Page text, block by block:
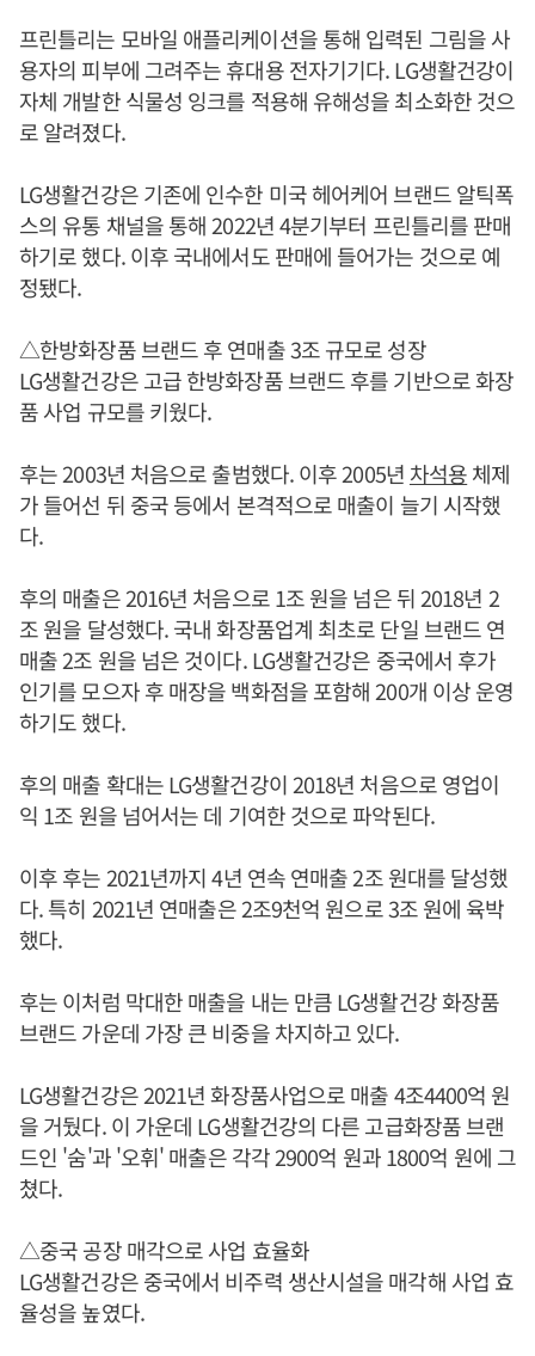
프린틀리는 모바일 애플리케이션을 통해 입력된 그림을 사
용자의 피부에 그려주는 휴대용 전자기기다. LG생활건강이
자체 개발한 식물성 잉크를 적용해 유해성을 최소화한 것으
로 알려졌다.
LG생활건강은 기존에 인수한 미국 헤어케어 브랜드 알틱폭
스의 유통 채널을 통해 2022년 4분기부터 프린틀리를 판매
하기로 했다. 이후 국내에서도 판매에 들어가는 것으로 예
정됐다.
△한방화장품 브랜드 후 연매출 3조 규모로 성장
LG생활건강은 고급 한방화장품 브랜드 후를 기반으로 화장
품 사업 규모를 키웠다.
후는 2003년 처음으로 출범했다. 이후 2005년 차석용체제
가 들어선 뒤 중국 등에서 본격적으로 매출이 늘기 시작했
다.
후의 매출은 2016년 처음으로 1조 원을 넘은 뒤 2018년 2
조 원을 달성했다. 국내 화장품업계 최초로 단일 브랜드 연
매출 2조 원을 넘은 것이다. LG생활건강은 중국에서 후가
인기를 모으자 후 매장을 백화점을 포함해 200개 이상 운영
하기도 했다.
후의 매출 확대는 LG생활건강이 2018년 처음으로 영업이
익 1조 원을 넘어서는 데 기여한 것으로 파악된다.
이후 후는 2021년까지 4년 연속 연매출 2조 원대를 달성했
다. 특히 2021년 연매출은 2조9천억 원으로 3조 원에 육박
했다.
후는 이처럼 막대한 매출을 내는 만큼 LG생활건강 화장품
브랜드 가운데 가장 큰 비중을 차지하고 있다.
LG생활건강은 2021년 화장품사업으로 매출 4조4400억 원
을 거뒀다. 이 가운데 LG생활건강의 다른 고급화장품 브랜
드인 '숨'과 '오휘' 매출은 각각 2900억 원과 1800억 원에 그
쳤다.
△중국 공장 매각으로 사업 효율화
LG생활건강은 중국에서 비주력 생산시설을 매각해 사업 효
율성을 높였다.